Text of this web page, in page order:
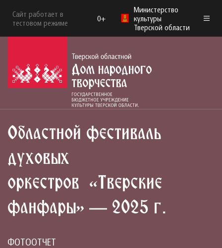
Сайт работает в
тестовом режиме
0+
Министерство
культуры
Тверской области
Областной фестиваль
духовых
оркестров «Тверские
фанфары» — 2025 г.
ФОТООТЧЕТ